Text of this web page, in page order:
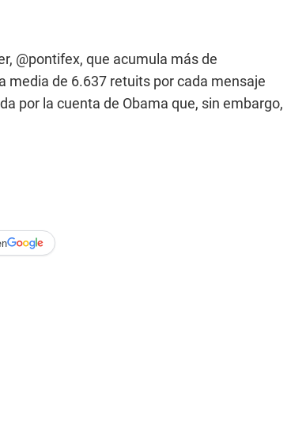
@pontifex, que acumula más de
media de 6.637 retuits por cada mensaje
por la cuenta de Obama que, sin embargo,